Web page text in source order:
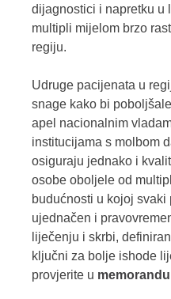
dijagnostici i napretku u
multipli mijelom brzo
regiju.
Udruge pacijenata u
snage kako bi
apel nacionalnim
institucijama s molbom
osiguraju jednako i
osobe oboljele od
budućnosti u kojoj
ujednačen i
liječenju i skrbi,
ključni za bolje ishode
provjerite u